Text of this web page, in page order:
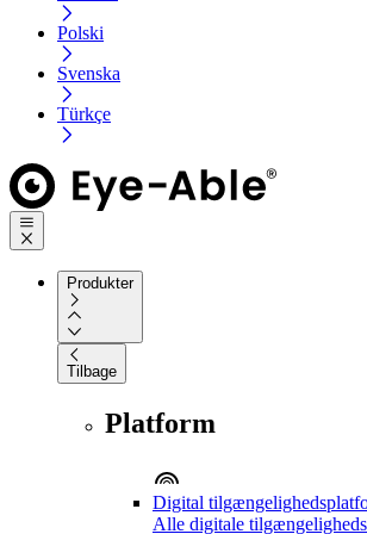
Polski
Svenska
Türkçe
Produkter
Tilbage
Platform
Digital
Alle digitale